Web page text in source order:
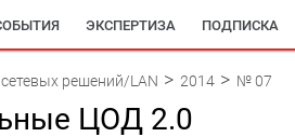
ЭКСПЕРТИЗА ПОДПИСКА
решений/LAN 2014 № 07
ЦОД 2.0